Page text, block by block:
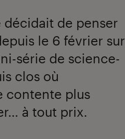
de penser
le 6 février sur
série de science-
clos où
contente plus
à tout prix.